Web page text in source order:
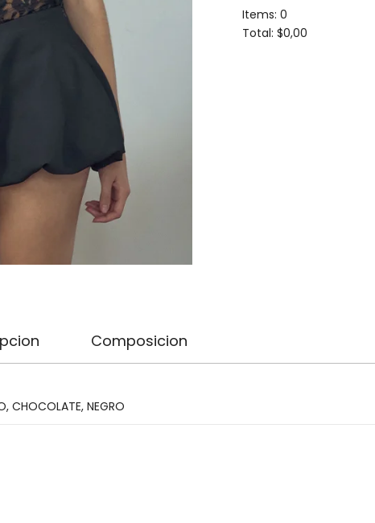
Items: 0
Total: $0,00
Composicion
, CHOCOLATE, NEGRO